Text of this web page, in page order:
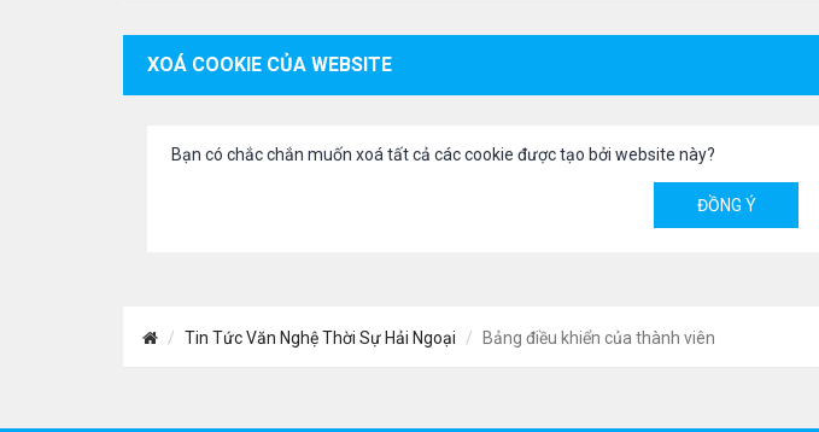
XOÁ COOKIE CỦA WEBSITE
Bạn có chắc chắn muốn xoá tất cả các cookie được tạo bởi website này?
Tin Tức Văn Nghệ Thời Sự Hải Ngoại Bảng điều khiển của thành viên